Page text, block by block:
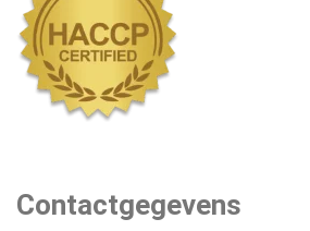
Contactgegevens